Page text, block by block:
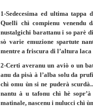
1-Sedecesima ed ultima
Quelli chì compienu venendu
nustalgichi barattanu i so parè
sò varie emuzione spartute
mentre a friscura di l’altura
2-Certi averanu un aviò o un
anu da pisà à l’alba solu da
chì omu ùn si ne puderà
nantu à u tafonu chì hè
matinale, nascenu i nulucci chì